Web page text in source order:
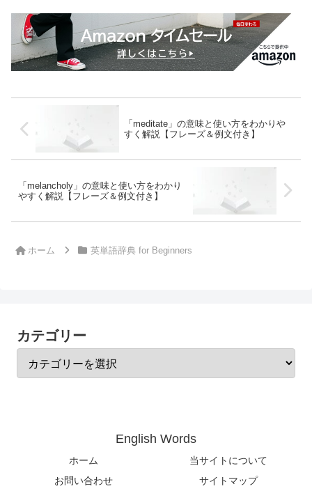
「meditate」の意味と使い方をわかりや
すく解説【フレーズ＆例文付き】
「melancholy」の意味と使い方をわかり
やすく解説【フレーズ＆例文付き】
ホーム 英単語辞典 for Beginners
カテゴリー
English Words
ホーム
当サイトについて
お問い合わせ
サイトマップ